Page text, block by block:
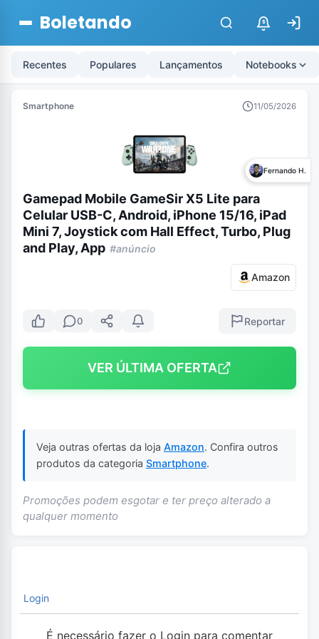
Boletando $
Recentes Populares Lançamentos Notebooks
Smartphone 11/05/2026
Fernando H.
Gamepad Mobile GameSir X5 Lite para
Celular USB-C, Android, iPhone 15/16, iPad
Mini 7, Joystick com Hall Effect, Turbo, Plug
and Play, App #anúncio
Amazon
0 Reportar
VER ÚLTIMA OFERTA
Veja outras ofertas da loja Amazon. Confira outros
produtos da categoria Smartphone.
Promoções podem esgotar e ter preço alterado a
qualquer momento
Login
É necessário fazer o Login para comentar